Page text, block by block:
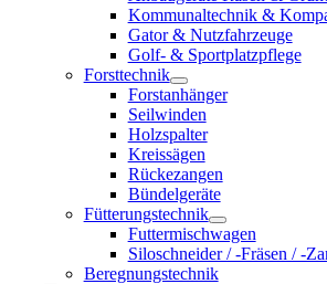
Kommunaltechnik &
Gator & Nutzfahrzeuge
Golf- & Sportplatzpflege
Forsttechnik
Forstanhänger
Seilwinden
Holzspalter
Kreissägen
Rückezangen
Bündelgeräte
Fütterungstechnik
Futtermischwagen
Siloschneider / -Fräsen / -
Beregnungstechnik